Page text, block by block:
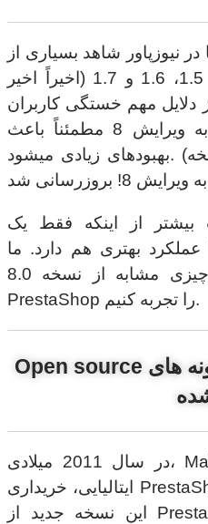
ما در نیوزپاور شاهد بسیاری از
نسخه‌های پرستاشاپ 1.4، 1.5، 1.6 و 1.7 (اخیراً اخیر
از دلایل مهم خستگی کاربران
است و یک پرش از 1.7 به ویرایش 8 مطمئناً باعث
بهبودهای زیادی میشود. (دقیقا مانند نسخه PHP که از
از اینکه فقط یک
عملکرد بهتری هم دارد. ما
همچنین انتظار داریم که چیزی مشابه از نسخه 8.0
PrestaShop را تجربه کنیم.
Open source و بدون ماژول ها و افزونه های
در سال 2011 میلادی، Mail Boxes Etc، یک پلتفرم
ایتالیایی، خریداری PrestaShop فرانسه را اعلام کرد! با
این نسخه جدید از PrestaShop، این پلتفرم تصمیم